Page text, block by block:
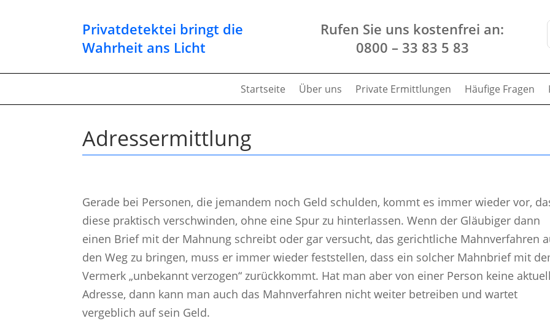
Privatdetektei bringt die
Wahrheit ans Licht
Rufen Sie uns kostenfrei an:
0800 – 33 83 5 83
Startseite Über uns Private Ermittlungen Häufige Fragen
Adressermittlung
Gerade bei Personen, die jemandem noch Geld schulden, kommt es immer wieder vor,
diese praktisch verschwinden, ohne eine Spur zu hinterlassen. Wenn der Gläubiger dann
einen Brief mit der Mahnung schreibt oder gar versucht, das gerichtliche Mahnverfahren
den Weg zu bringen, muss er immer wieder feststellen, dass ein solcher Mahnbrief mit
Vermerk „unbekannt verzogen“ zurückkommt. Hat man aber von einer Person keine
Adresse, dann kann man auch das Mahnverfahren nicht weiter betreiben und wartet
vergeblich auf sein Geld.